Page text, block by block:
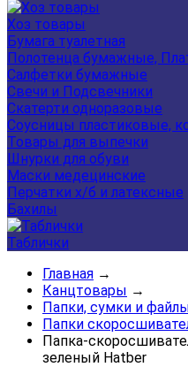
Хоз товары
Бумага туалетная
Полотенца бумажные,
Салфетки бумажные
Свечи и Подсвечники
Скатерти одноразовые
Соусницы пластиковые,
Товары для выпечки
Шнурки для обуви
Маски медецинские
Перчатки х/б и латексные
Бахилы
Таблички
Главная →
Канцтовары →
Папки, сумки и
Папки
Папка-
зеленый Hatber